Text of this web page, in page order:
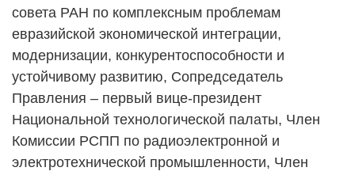
совета РАН по комплексным проблемам
евразийской экономической интеграции,
модернизации, конкурентоспособности и
устойчивому развитию, Сопредседатель
Правления – первый вице-президент
Национальной технологической палаты, Член
Комиссии РСПП по радиоэлектронной и
электротехнической промышленности, Член